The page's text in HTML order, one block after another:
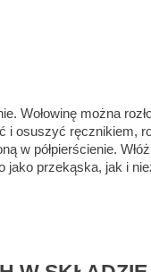
Wołowinę można
osuszyć ręcznikiem,
w półpierścienie.
przekąska, jak i